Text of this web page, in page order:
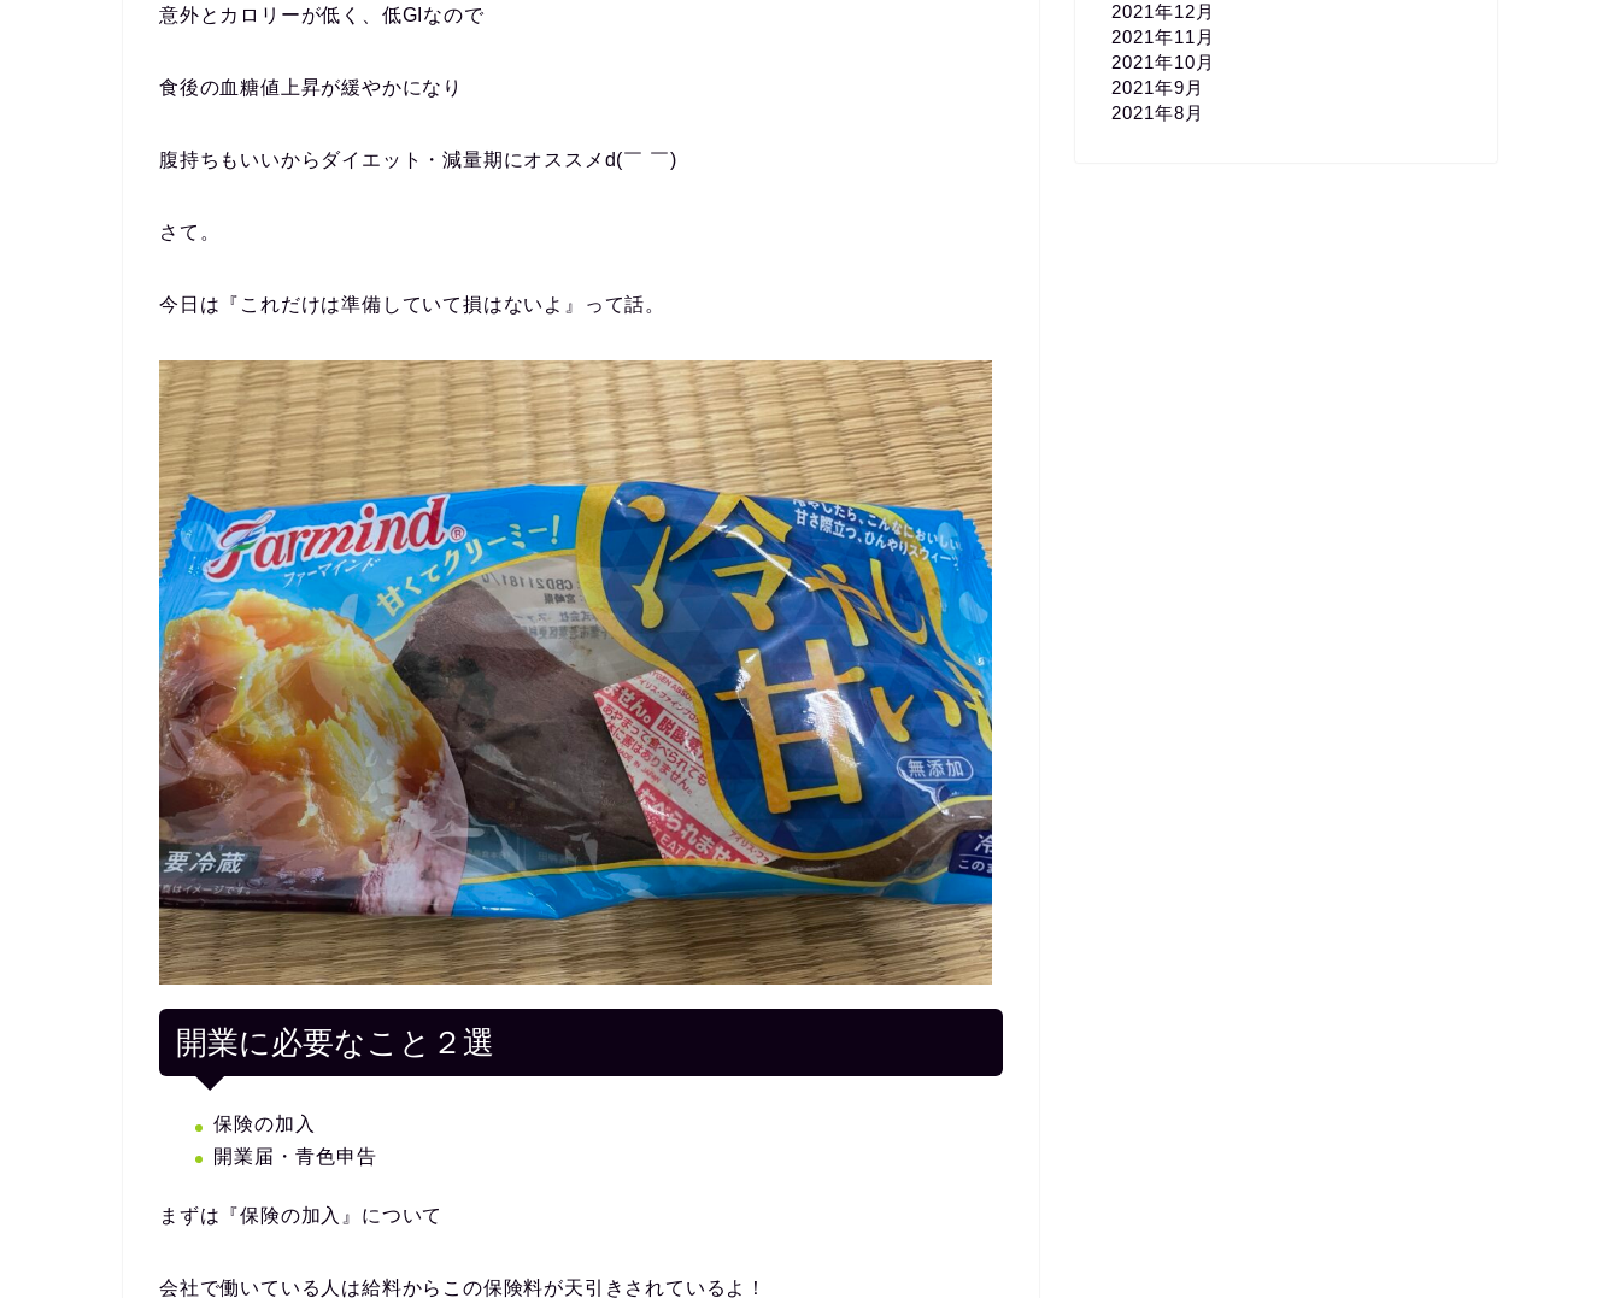
意外と カロリーが低く 低GIなので
食後の血糖値上昇が緩やかになり
腹持ちもいいからダイエット・減量期にオススメ d(￣ ￣)
さて。
今日は『これだけは準備していて損はないよ』って話。
開業に必要なこと２選
保険の加入
開業届・青色申告
まずは 『保険の加入』 について
会社で働いている人は給料からこの保険料が天引きされているよ！
2021年12月
2021年11月
2021年10月
2021年9月
2021年8月